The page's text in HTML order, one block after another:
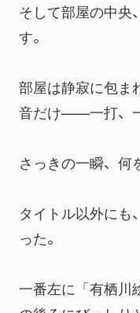
そして部屋の中央
す。
部屋は静寂に包ま
音だけ——一打、
さっきの一瞬、何
タイトル以外にも
った。
一番左に「有栖川